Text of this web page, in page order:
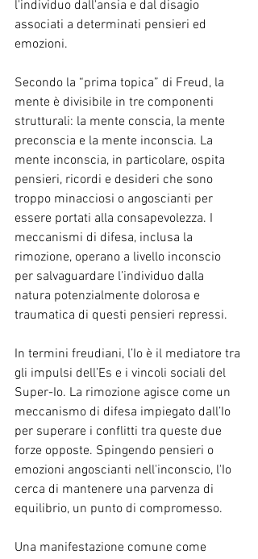
l'individuo dall'ansia e dal disagio
associati a determinati pensieri ed
emozioni.
Secondo la “prima topica” di Freud, la
mente è divisibile in tre componenti
strutturali: la mente conscia, la mente
preconscia e la mente inconscia. La
mente inconscia, in particolare, ospita
pensieri, ricordi e desideri che sono
troppo minacciosi o angoscianti per
essere portati alla consapevolezza. I
meccanismi di difesa, inclusa la
rimozione, operano a livello inconscio
per salvaguardare l’individuo dalla
natura potenzialmente dolorosa e
traumatica di questi pensieri repressi.
In termini freudiani, l’Io è il mediatore tra
gli impulsi dell’Es e i vincoli sociali del
Super-Io. La rimozione agisce come un
meccanismo di difesa impiegato dall’Io
per superare i conflitti tra queste due
forze opposte. Spingendo pensieri o
emozioni angoscianti nell'inconscio, l'Io
cerca di mantenere una parvenza di
equilibrio, un punto di compromesso.
Una manifestazione comune come